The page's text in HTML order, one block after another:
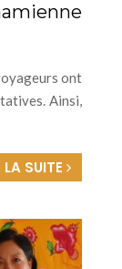
ont
Ainsi,
LA SUITE